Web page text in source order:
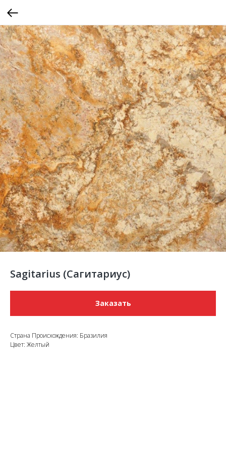
Sagitarius (Сагитариус)
Заказать
Страна Происхождения: Бразилия
Цвет: Желтый